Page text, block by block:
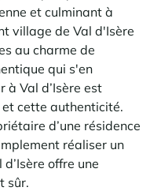
pour redessiner une
génératrice de nouveaux
et culminant à
village de Val d'Isère
au charme de
qui s'en
à Val d’Isère est
cette authenticité.
d’une résidence
réaliser un
offre une
sûr.